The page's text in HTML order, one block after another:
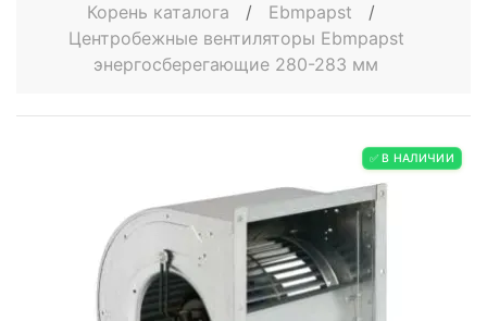
Корень каталога / Ebmpapst
/
Центробежные вентиляторы Ebmpapst
энергосберегающие 280-283 мм
✅ В НАЛИЧИИ